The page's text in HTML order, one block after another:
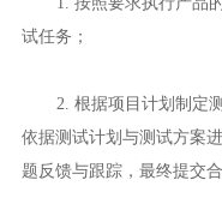
试任务；
2. 根据项目计划制定
依据测试计划与测试方案
题反馈与跟踪，最终提交